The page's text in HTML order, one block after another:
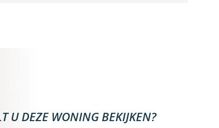
U DEZE WONING BEKIJKEN?